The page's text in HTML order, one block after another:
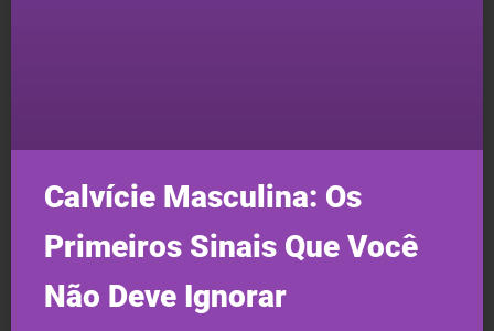
Calvície Masculina: Os
Primeiros Sinais Que Você
Não Deve Ignorar